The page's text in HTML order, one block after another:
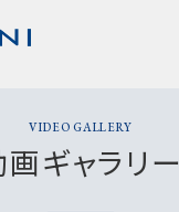
VIDEO GALLERY
ギャラリー